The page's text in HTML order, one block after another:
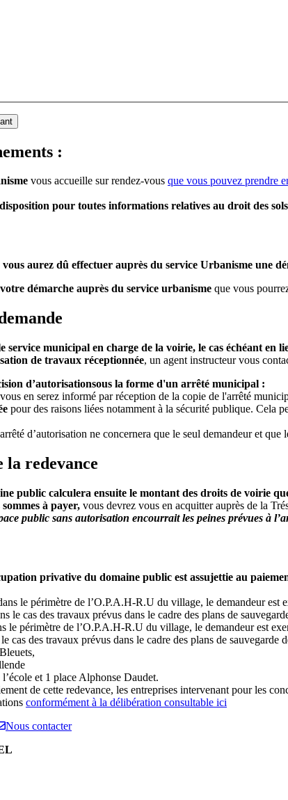
:
e vous accueille sur rendez-vous que vous pouvez prendre
pour toutes informations relatives au droit des
aurez dû effectuer auprès du service Urbanisme une
démarche auprès du service urbanisme que vous
service municipal en charge de la voirie, le cas échéant en
de travaux réceptionnée, un agent instructeur vous
d’autorisationsous la forme d'un arrêté municipal :
en serez informé par réception de la copie de l'arrêté
pour des raisons liées notamment à la sécurité publique. Cela
d’autorisation ne concernera que le seul demandeur et
la redevance
public calculera ensuite le montant des droits de voirie
à payer, vous devrez vous en acquitter auprès de la
public sans autorisation encourrait les peines prévues à
privative du domaine public est assujettie au
le périmètre de l’O.P.A.H-R.U du village, le demandeur
le cas des travaux prévus dans le cadre des plans de
le périmètre de l’O.P.A.H-R.U du village, le demandeur est
cas des travaux prévus dans le cadre des plans de sauvegarde
et 1 place Alphonse Daudet.
de cette redevance, les entreprises intervenant pour les
conformément à la délibération consultable ici
Nous contacter